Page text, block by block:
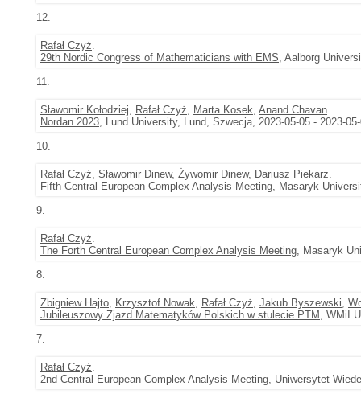
12.
Rafał Czyż.
29th Nordic Congress of Mathematicians with EMS, Aalborg
11.
Sławomir Kołodziej, Rafał Czyż, Marta Kosek, Anand Chavan.
Nordan 2023, Lund University, Lund, Szwecja, 2023-05-05 - 2023-
10.
Rafał Czyż, Sławomir Dinew, Żywomir Dinew, Dariusz Piekarz.
Fifth Central European Complex Analysis Meeting, Masaryk
9.
Rafał Czyż.
The Forth Central European Complex Analysis Meeting, Masaryk
8.
Zbigniew Hajto, Krzysztof Nowak, Rafał Czyż, Jakub Byszewski,
Jubileuszowy Zjazd Matematyków Polskich w stulecie PTM , WMiI
7.
Rafał Czyż.
2nd Central European Complex Analysis Meeting, Uniwersytet